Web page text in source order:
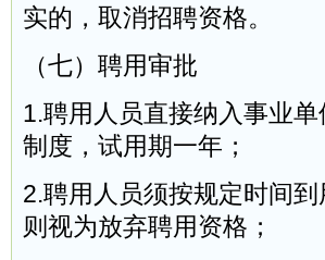
实的，取消招聘资格。
（七）聘用审批
1.聘用人员直接纳入事业
制度，试用期一年；
2.聘用人员须按规定时间
则视为放弃聘用资格；